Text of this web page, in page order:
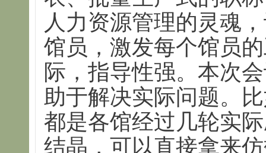
人力资源管理的灵魂
馆员，激发每个馆员
际，指导性强。本次
助于解决实际问题。
都是各馆经过几轮实
结晶，可以直接拿来